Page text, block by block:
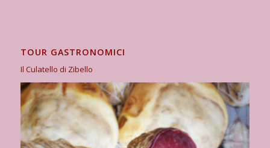
TOUR GASTRONOMICI
Il Culatello di Zibello